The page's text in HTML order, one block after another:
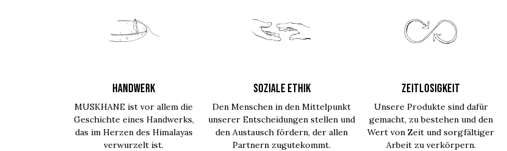
HANDWERK
MUSKHANE ist vor allem die
Geschichte eines Handwerks,
das im Herzen des Himalayas
verwurzelt ist.
SOZIALE ETHIK
Den Menschen in den Mittelpunkt
unserer Entscheidungen stellen und
den Austausch fördern, der allen
Partnern zugutekommt.
ZEITLOSIGKEIT
Unsere Produkte sind dafür
gemacht, zu bestehen und den
Wert von Zeit und sorgfältiger
Arbeit zu verkörpern.